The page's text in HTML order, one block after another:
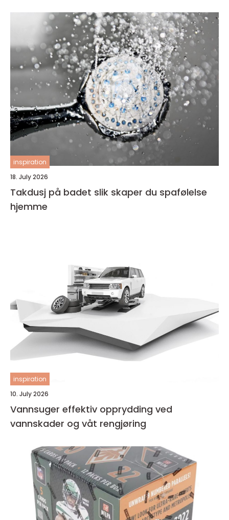
inspiration
18. July 2026
Takdusj på badet slik skaper du spafølelse
hjemme
inspiration
10. July 2026
Vannsuger effektiv opprydding ved
vannskader og våt rengjøring